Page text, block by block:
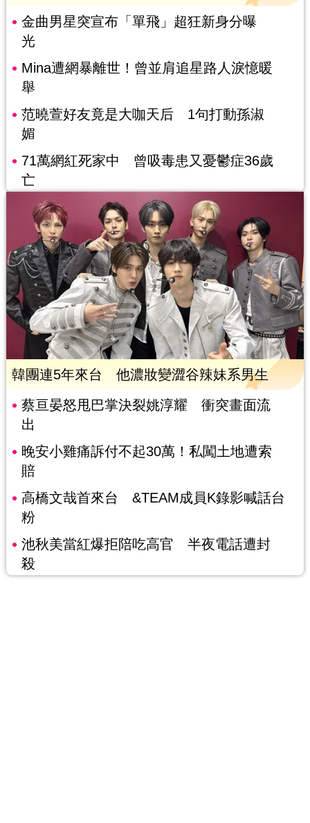
金曲男星突宣布「單飛」超狂新身分曝
光
Mina遭網暴離世！曾並肩追星路人淚憶暖
舉
范曉萱好友竟是大咖天后 1句打動孫淑
媚
71萬網紅死家中 曾吸毒患又憂鬱症36歲
亡
韓團連5年來台 他濃妝變澀谷辣妹系男生
蔡亘晏怒甩巴掌決裂姚淳耀 衝突畫面流
出
晚安小雞痛訴付不起30萬！私闖土地遭索
賠
高橋文哉首來台 &TEAM成員K錄影喊話台
粉
池秋美當紅爆拒陪吃高官 半夜電話遭封
殺